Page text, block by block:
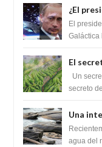
¿El
tratado
El
Galáctica
El
Un
secreto
Una
Lingas
agua del